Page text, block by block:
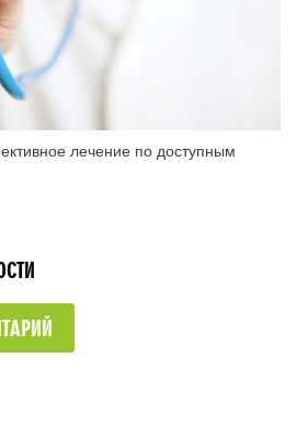
лечение по доступным